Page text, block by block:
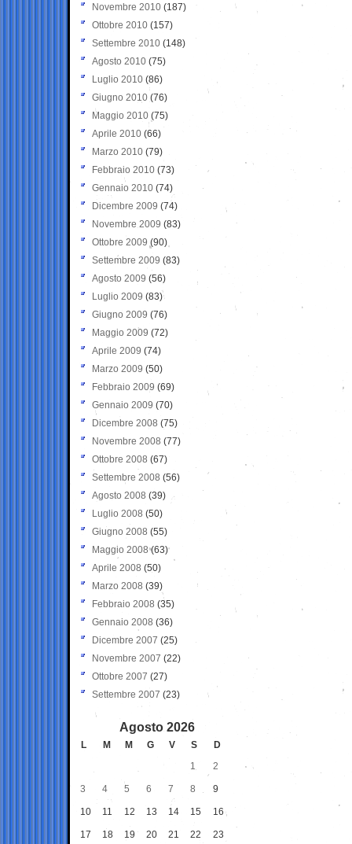
Novembre 2010 (187)
Ottobre 2010 (157)
Settembre 2010 (148)
Agosto 2010 (75)
Luglio 2010 (86)
Giugno 2010 (76)
Maggio 2010 (75)
Aprile 2010 (66)
Marzo 2010 (79)
Febbraio 2010 (73)
Gennaio 2010 (74)
Dicembre 2009 (74)
Novembre 2009 (83)
Ottobre 2009 (90)
Settembre 2009 (83)
Agosto 2009 (56)
Luglio 2009 (83)
Giugno 2009 (76)
Maggio 2009 (72)
Aprile 2009 (74)
Marzo 2009 (50)
Febbraio 2009 (69)
Gennaio 2009 (70)
Dicembre 2008 (75)
Novembre 2008 (77)
Ottobre 2008 (67)
Settembre 2008 (56)
Agosto 2008 (39)
Luglio 2008 (50)
Giugno 2008 (55)
Maggio 2008(63)
Aprile 2008 (50)
Marzo 2008 (39)
Febbraio 2008 (35)
Gennaio 2008 (36)
Dicembre 2007 (25)
Novembre 2007 (22)
Ottobre 2007 (27)
Settembre 2007 (23)
Agosto 2026
L M M G V S
D
1
2
3 4 5 6 7 8 9
10 11 12 13 14 15 16
17 18 19 20 21 22 23